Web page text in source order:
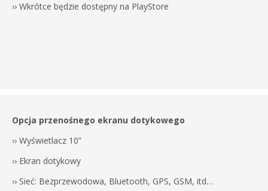
›› Wkrótce będzie dostępny na PlayStore
Opcja przenośnego ekranu dotykowego
›› Wyświetlacz 10”
›› Ekran dotykowy
›› Sieć: Bezprzewodowa, Bluetooth, GPS, GSM, itd…